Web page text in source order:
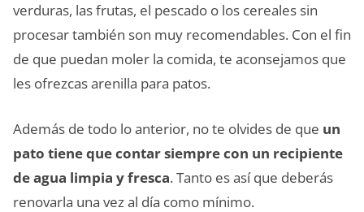
verduras, las frutas, el pescado o los cereales sin
procesar también son muy recomendables. Con el fin
de que puedan moler la comida, te aconsejamos que
les ofrezcas arenilla para patos.
Además de todo lo anterior, no te olvides de que un
pato tiene que contar siempre con un recipiente
de agua limpia y fresca. Tanto es así que deberás
renovarla una vez al día como mínimo.